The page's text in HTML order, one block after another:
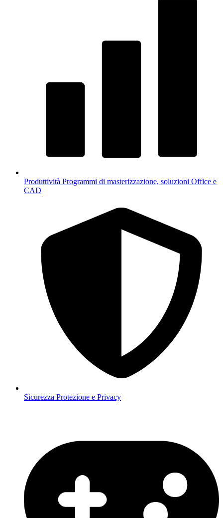
Produttività Programmi di masterizzazione, soluzioni Office e
CAD
Sicurezza Protezione e Privacy